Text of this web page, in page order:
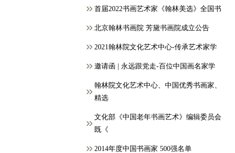
首届2022书画艺术家《翰林美选》全国书
北京翰林书画院 芳黛书画院成立公告
2021翰林院文化艺术中心-传承艺术家学
邀请函 | 永远跟党走-百位中国画名家学
翰林院文化艺术中心、中国优秀书画家、
精选
文化部《中国老年书画艺术》编辑委员会
既《
2014年度中国书画家 500强名单